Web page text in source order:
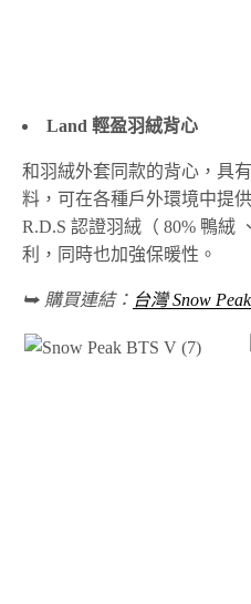
Land 輕盈羽絨背心
和羽絨外套同款的背心，具
料，可在各種戶外環境中提
R.D.S 認證羽絨（ 80% 鴨絨
利，同時也加強保暖性。
⮩ 購買連結： 台灣 Snow Peak